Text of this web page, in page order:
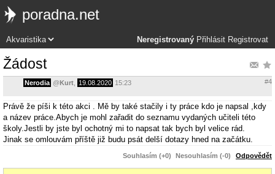
poradna.net
Neregistrovaný Přihlásit Registrovat
Žádost
Nerodia @Kurt 19.08.2020 15:23 #4
Právě že píši k této akci . Mě by také stačily i ty práce kdo je napsal ,kdy
a název práce.Abych je mohl zařadit do seznamu vydaných učiteli této
školy.Jestli by jste byl ochotný mi to napsat tak bych byl velice rád.
Jinak se omlouvám příště již budu psát delší dotazy hned na začátku.
Souhlasím (+0) Nesouhlasím (-0) Odpovědět